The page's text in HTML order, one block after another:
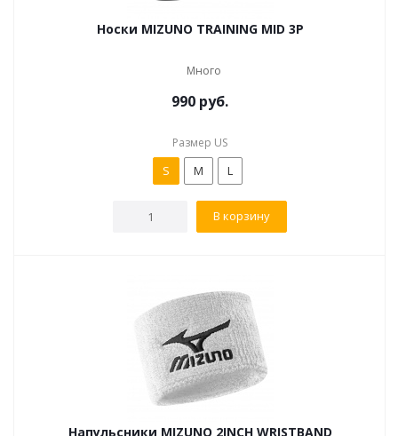
Носки MIZUNO TRAINING MID 3P
Много
990 руб.
Размер US
S M L
В корзину
Напульсники MIZUNO 2INCH WRISTBAND